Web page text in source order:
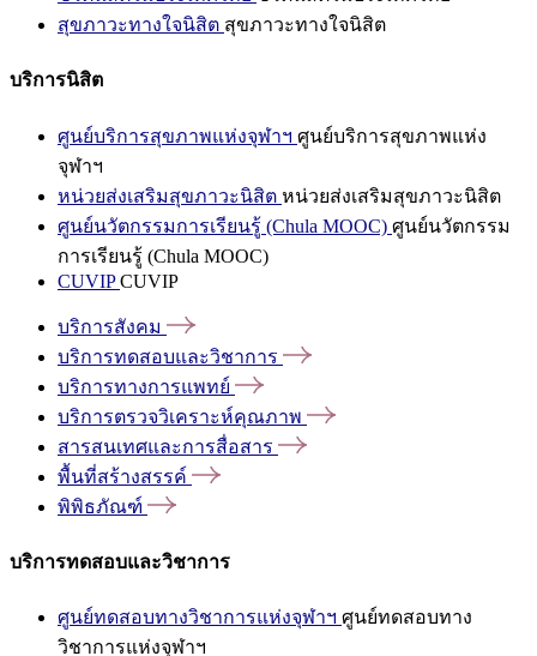
สุขภาวะทางใจนิสิต สุขภาวะทางใจนิสิต
บริการนิสิต
ศูนย์บริการสุขภาพแห่งจุฬาฯ ศูนย์บริการสุขภาพแห่ง
จุฬาฯ
หน่วยส่งเสริมสุขภาวะนิสิต หน่วยส่งเสริมสุขภาวะนิสิต
ศูนย์นวัตกรรมการเรียนรู้ (Chula MOOC) ศูนย์นวัตกรรม
การเรียนรู้ (Chula MOOC)
CUVIPCUVIP
บริการสังคม
บริการทดสอบและวิชาการ
บริการทางการแพทย์
บริการตรวจวิเคราะห์คุณภาพ
สารสนเทศและการสื่อสาร
พื้นที่สร้างสรรค์
พิพิธภัณฑ์
บริการทดสอบและวิชาการ
ศูนย์ทดสอบทางวิชาการแห่งจุฬาฯ ศูนย์ทดสอบทาง
วิชาการแห่งจุฬาฯ